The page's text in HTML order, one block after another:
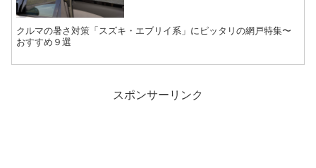
クルマの暑さ対策「スズキ・エブリイ系」にピッタリの網戸特集〜
おすすめ９選
スポンサーリンク